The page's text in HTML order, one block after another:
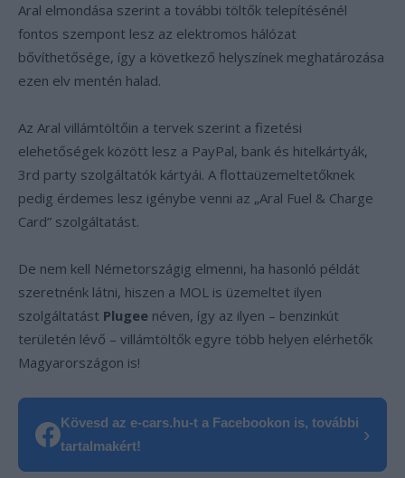
Aral elmondása szerint a további töltők telepítésénél
fontos szempont lesz az elektromos hálózat
bővíthetősége, így a következő helyszínek meghatározása
ezen elv mentén halad.
Az Aral villámtöltőin a tervek szerint a fizetési
elehetőségek között lesz a PayPal, bank és hitelkártyák,
3rd party szolgáltatók kártyái. A flottaüzemeltetőknek
pedig érdemes lesz igénybe venni az „Aral Fuel & Charge
Card” szolgáltatást.
De nem kell Németországig elmenni, ha hasonló példát
szeretnénk látni, hiszen a MOL is üzemeltet ilyen
szolgáltatást Plugee néven, így az ilyen – benzinkút
területén lévő – villámtöltők egyre több helyen elérhetők
Magyarországon is!
Kövesd az e-cars.hu-t a Facebookon is, további
tartalmakért!
›